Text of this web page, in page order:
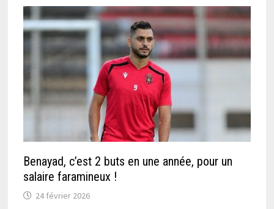
Benayad, c’est 2 buts en une année, pour un
salaire faramineux !
24 février 2026